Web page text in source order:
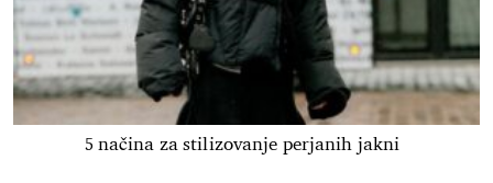
5 načina za stilizovanje perjanih jakni